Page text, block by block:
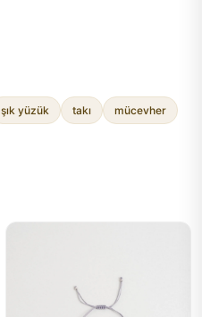
şık yüzük takı mücevher